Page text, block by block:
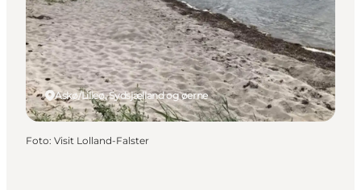
Kultur
Gastronomi
Planlæg din ferie
Askø/Lilleø, Sydsjælland og øerne
Foto: Visit Lolland-Falster